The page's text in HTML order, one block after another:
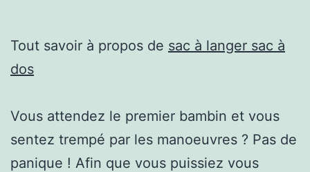
Tout savoir à propos de sac à langer sac à
dos
Vous attendez le premier bambin et vous
sentez trempé par les manoeuvres ? Pas de
panique ! Afin que vous puissiez vous